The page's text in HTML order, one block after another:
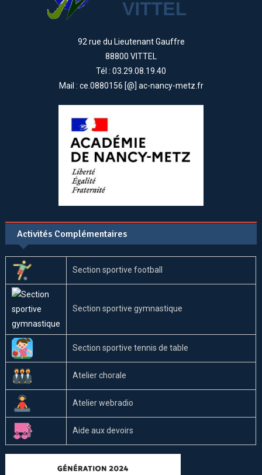
92 rue du Lieutenant Gauffre
88800 VITTEL
Tél : 03.29.08.19.40
Mail : ce.0880156 [@] ac-nancy-metz.fr
Activités Complémentaires
Section sportive football
Section sportive gymnastique
Section sportive tennis de table
Atelier chorale
Atelier webradio
Aide aux devoirs